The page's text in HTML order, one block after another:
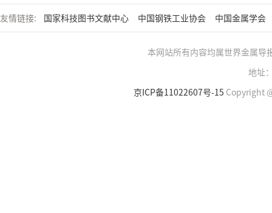
友情链接: 国家科技图书文献中心 中国钢铁工业协会 中国金属学会
本网站所有内容均属世界金属导
地址
京ICP备11022607号-15 Copyright